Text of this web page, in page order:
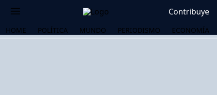
Contribuye
HOME POLÍTICA MUNDO PERIODISMO ECONOMÍA